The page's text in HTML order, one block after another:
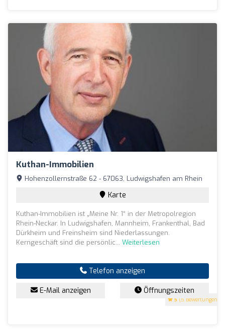
Kuthan-Immobilien
5 (5 Bewertungen)
Hohenzollernstraße 62 - 67063, Ludwigshafen am Rhein
Karte
Kuthan-Immobilien ist „Meine Nr. 1“ in der Metropolregion
Rhein-Neckar. In Ludwigshafen, Mannheim, Frankenthal, Bad
Dürkheim und Freinsheim sind Niederlassungen.
Kerngeschäft sind die persönlic... Weiterlesen
Telefon anzeigen
E-Mail anzeigen Öffnungszeiten